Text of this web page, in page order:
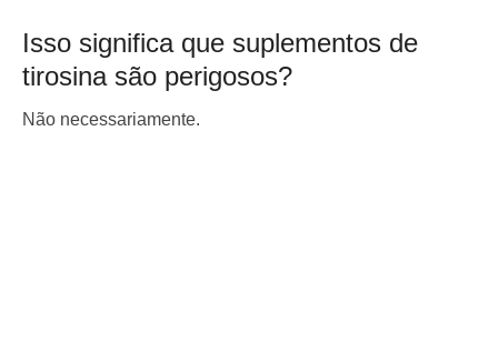
Isso significa que suplementos de
tirosina são perigosos?
Não necessariamente.